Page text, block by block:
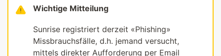
Wichtige Mitteilung
Sunrise registriert derzeit «Phishing»
Missbrauchsfälle, d.h. jemand versucht,
mittels direkter Aufforderung per Email